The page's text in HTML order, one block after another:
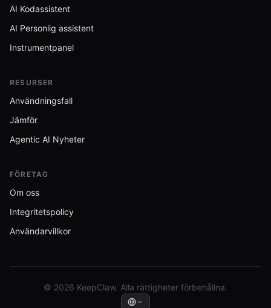
AI Kodassistent
AI Personlig assistent
Instrumentpanel
RESURSER
Användningsfall
Jämför
Agentic AI Nyheter
FÖRETAG
Om oss
Integritetspolicy
Användarvillkor
© 2026 KeepClaw. Alla rättigheter förbehållna.